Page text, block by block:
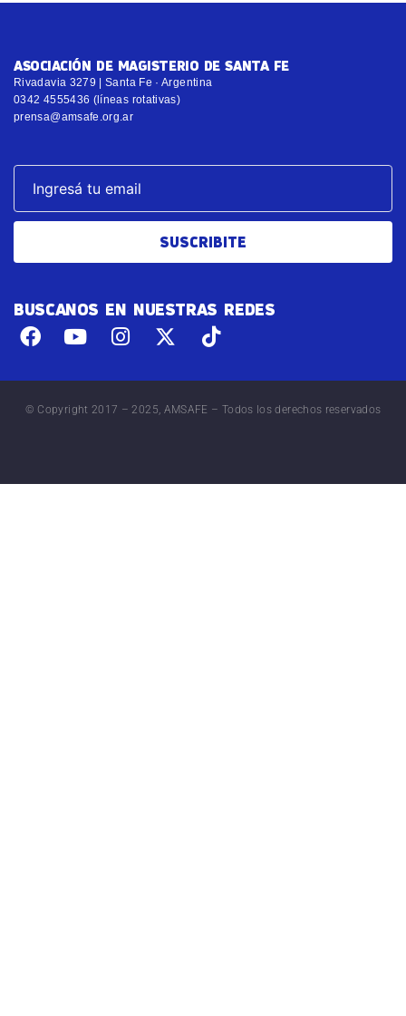
ASOCIACIÓN DE MAGISTERIO DE SANTA FE
Rivadavia 3279 | Santa Fe · Argentina
0342 4555436 (líneas rotativas)
prensa@amsafe.org.ar
SUSCRIBITE
BUSCANOS EN NUESTRAS REDES
© Copyright 2017 – 2025, AMSAFE – Todos los derechos reservados